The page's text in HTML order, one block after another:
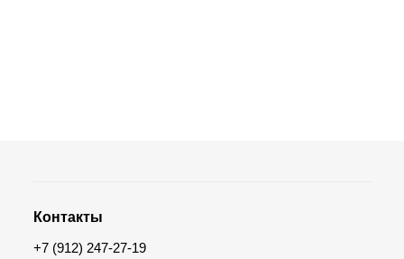
Контакты
+7 (912) 247-27-19